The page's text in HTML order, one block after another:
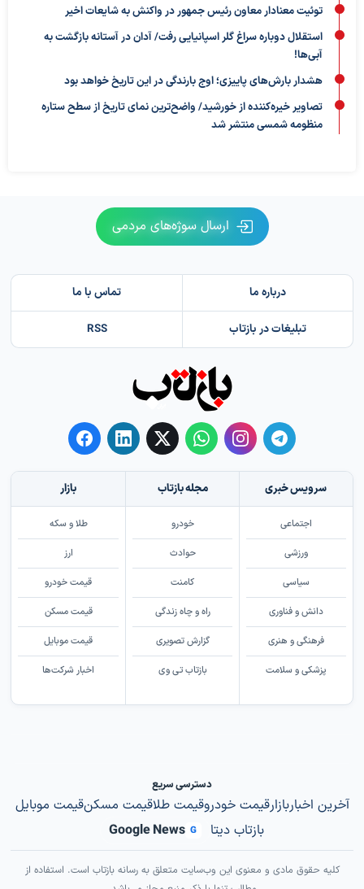
توئیت معنادار معاون رئیس جمهور در واکنش به شایعات اخیر
استقلال دوباره سراغ گلر اسپانیایی رفت/ آدان در آستانه بازگشت به
آبی‌ها!
هشدار بارش‌های پاییزی؛ اوج بارندگی در این تاریخ خواهد بود
تصاویر خیره‌کننده از خورشید/ واضح‌ترین نمای تاریخ از سطح ستاره
منظومه شمسی منتشر شد
ارسال سوژه‌های مردمی
درباره ما تماس با ما
تبلیغات در بازتاب RSS
سرویس خبری
اجتماعی
ورزشی
سیاسی
دانش و فناوری
فرهنگی و هنری
پزشکی و سلامت
مجله بازتاب
خودرو
حوادث
کامنت
راه و چاه زندگی
گزارش تصویری
بازتاب تی وی
بازار
طلا و سکه
ارز
قیمت خودرو
قیمت مسکن
قیمت موبایل
اخبار شرکت‌ها
دسترسی سریع
آخرین اخباربازارقیمت خودروقیمت طلاقیمت مسکنقیمت موبایل
بازتاب دیتا
G
Google News
کلیه حقوق مادی و معنوی این وب‌سایت متعلق به رسانه بازتاب است. استفاده از